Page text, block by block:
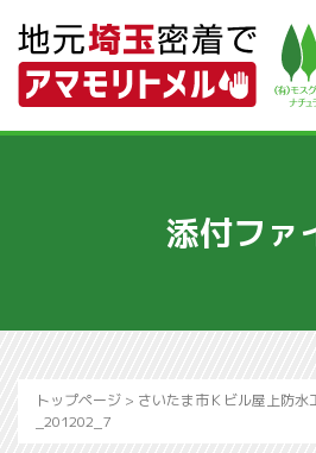
添付ファ
トップページ > さいたま市Ｋビル屋上防水
_201202_7